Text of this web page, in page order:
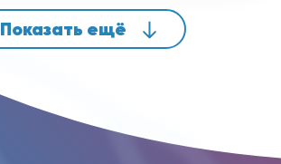
Показать ещё